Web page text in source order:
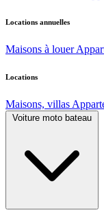
Locations annuelles
Maisons à louer
Locations
Maisons, villas
Voiture moto bateau